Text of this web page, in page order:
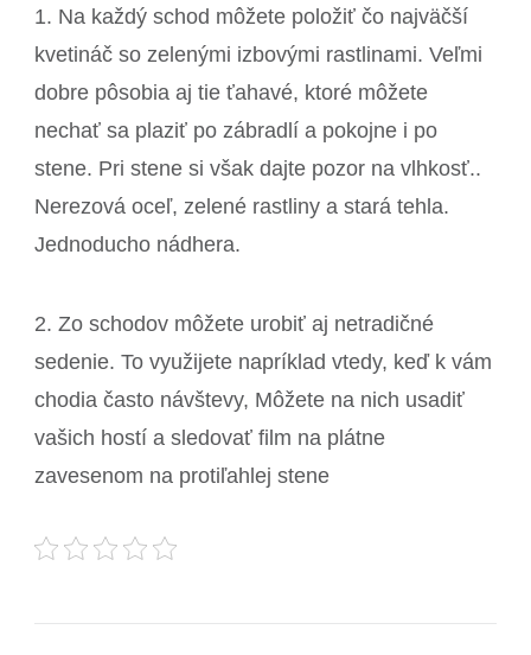
1. Na každý schod môžete položiť čo najväčší
kvetináč so zelenými izbovými rastlinami. Veľmi
dobre pôsobia aj tie ťahavé, ktoré môžete
nechať sa plaziť po zábradlí a pokojne i po
stene. Pri stene si však dajte pozor na vlhkosť..
Nerezová oceľ, zelené rastliny a stará tehla.
Jednoducho nádhera.
2. Zo schodov môžete urobiť aj netradičné
sedenie. To využijete napríklad vtedy, keď k vám
chodia často návštevy, Môžete na nich usadiť
vašich hostí a sledovať film na plátne
zavesenom na protiľahlej stene